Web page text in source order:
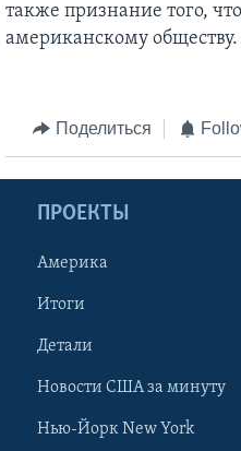
также признание того,
американскому обществу.
Поделиться
ПРОЕКТЫ
Америка
Итоги
Детали
Новости США за минуту
Нью-Йорк New York